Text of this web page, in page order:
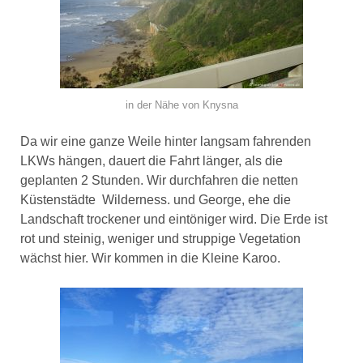
in der Nähe von Knysna
Da wir eine ganze Weile hinter langsam fahrenden
LKWs hängen, dauert die Fahrt länger, als die
geplanten 2 Stunden. Wir durchfahren die netten
Küstenstädte Wilderness. und George, ehe die
Landschaft trockener und eintöniger wird. Die Erde ist
rot und steinig, weniger und struppige Vegetation
wächst hier. Wir kommen in die Kleine Karoo.